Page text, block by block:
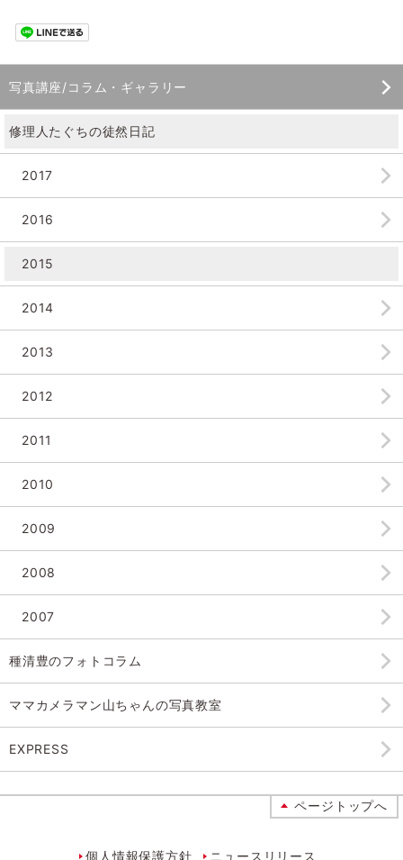
写真講座/コラム・ギャラリー
修理人たぐちの徒然日記
2017
2016
2015
2014
2013
2012
2011
2010
2009
2008
2007
種清豊のフォトコラム
ママカメラマン山ちゃんの写真教室
EXPRESS
ページトップへ
個人情報保護方針 ニュースリリース